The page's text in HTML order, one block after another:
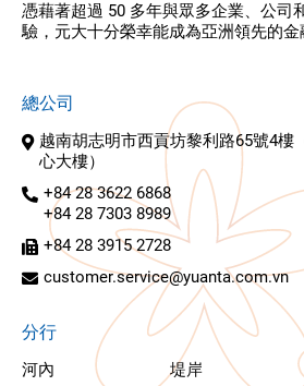
憑藉著超過 50 多年與眾多企業、公司
驗，元大十分榮幸能成為亞洲領先的金
總公司
越南胡志明市西貢坊黎利路65號4樓
心大樓）
+84 28 3622 6868
+84 28 7303 8989
+84 28 3915 2728
customer.service@yuanta.com.vn
分行
河內 堤岸